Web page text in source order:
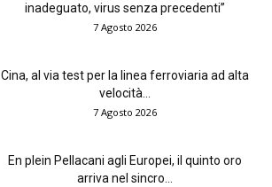
inadeguato, virus senza precedenti”
7 Agosto 2026
Cina, al via test per la linea ferroviaria ad alta
velocità...
7 Agosto 2026
En plein Pellacani agli Europei, il quinto oro
arriva nel sincro...